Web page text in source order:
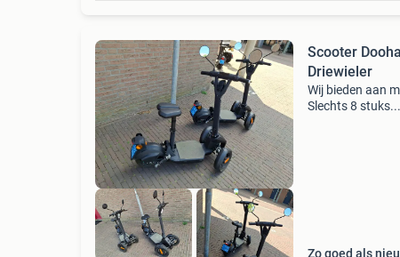
Scooter
Driewieler
Wij bieden aan
Slechts 8
Zo goed als